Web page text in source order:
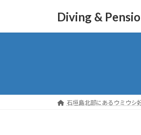
Diving &
石垣島北部にあるウミウシ